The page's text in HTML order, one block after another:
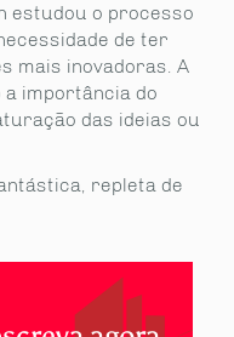
estudou o processo
de ter
mais inovadoras. A
importância do
das ideias ou
repleta de